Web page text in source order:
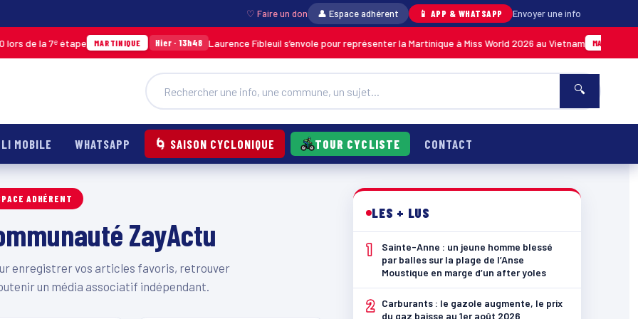
♡ Faire un don 👤 Espace adhérent 📱 APP & WHATSAPP Envoyer une info
de la 7ᵉ étape MARTINIQUE Hier · 13h48 Laurence Fibleuil s’envole pour représenter la Martinique à Miss World 2026 au Vietnam MARTINIQUE
🔍
MOBILE WHATSAPP 🌀 SAISON CYCLONIQUE TOUR CYCLISTE CONTACT
ADHÉRENT
ZayActu
enregistrer vos articles favoris, retrouver
un média associatif indépendant.
LES + LUS
1
Sainte-Anne : un jeune homme blessé
par balles sur la plage de l’Anse
Moustique en marge d’un after yoles
2
Carburants : le gazole augmente, le prix
du gaz baisse au 1er août 2026